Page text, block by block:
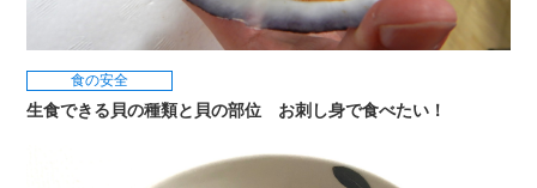
食の安全
生食できる貝の種類と貝の部位 お刺し身で食べたい！